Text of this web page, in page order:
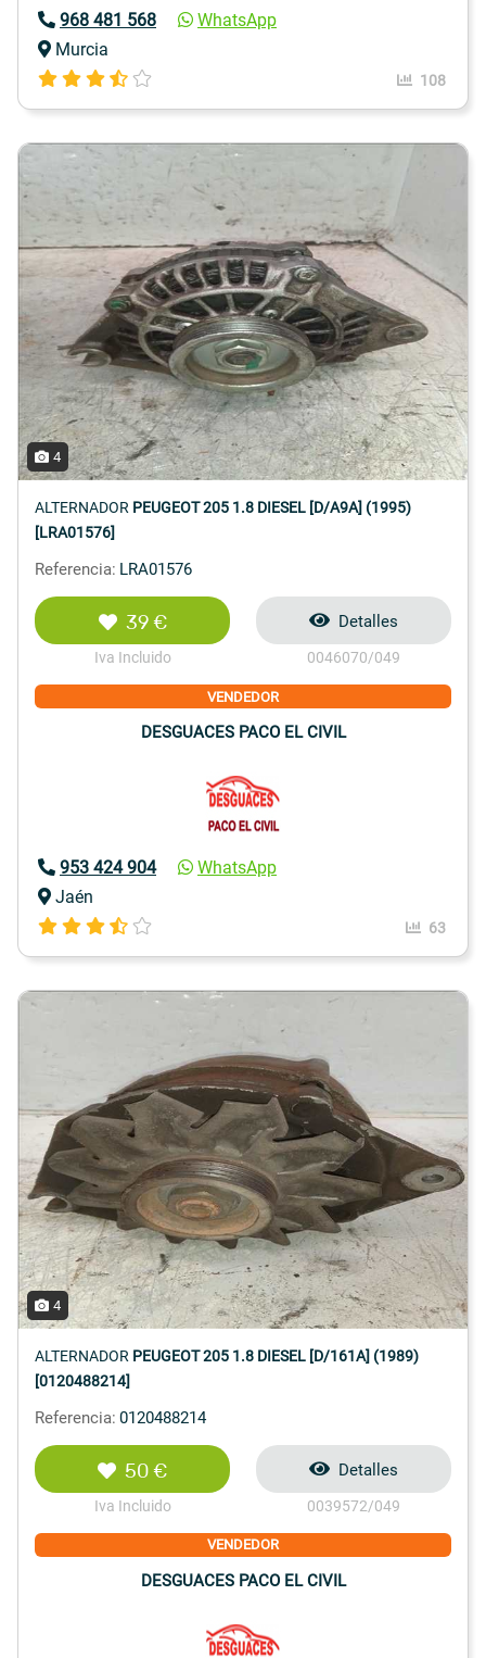
968 481 568
WhatsApp
Murcia
108
4
ALTERNADOR PEUGEOT 205 1.8 DIESEL [D/A9A] (1995)
[LRA01576]
Referencia: LRA01576
39 €
Iva Incluido
Detalles
0046070/049
VENDEDOR
DESGUACES PACO EL CIVIL
953 424 904
WhatsApp
Jaén
63
4
ALTERNADOR PEUGEOT 205 1.8 DIESEL [D/161A] (1989)
[0120488214]
Referencia: 0120488214
50 €
Iva Incluido
Detalles
0039572/049
VENDEDOR
DESGUACES PACO EL CIVIL